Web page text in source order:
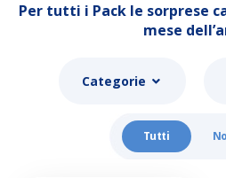
Per tutti i Pack le sorprese
mese
Categorie
Tutti